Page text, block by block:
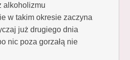
alkoholizmu
w takim okresie zaczyna
już drugiego dnia
nic poza gorzałą nie